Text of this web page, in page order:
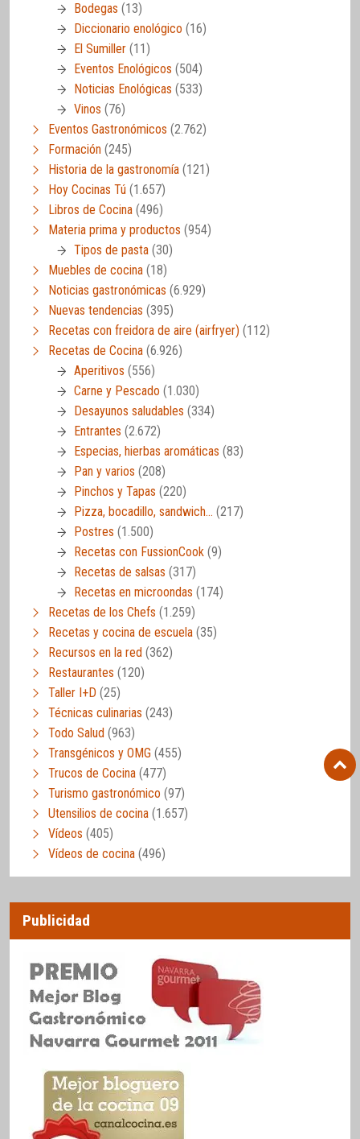
Bodegas (13)
Diccionario enológico (16)
El Sumiller (11)
Eventos Enológicos (504)
Noticias Enológicas (533)
Vinos (76)
Eventos Gastronómicos (2.762)
Formación (245)
Historia de la gastronomía (121)
Hoy Cocinas Tú (1.657)
Libros de Cocina (496)
Materia prima y productos (954)
Tipos de pasta (30)
Muebles de cocina (18)
Noticias gastronómicas (6.929)
Nuevas tendencias (395)
Recetas con freidora de aire (airfryer) (112)
Recetas de Cocina (6.926)
Aperitivos (556)
Carne y Pescado (1.030)
Desayunos saludables (334)
Entrantes (2.672)
Especias, hierbas aromáticas (83)
Pan y varios (208)
Pinchos y Tapas (220)
Pizza, bocadillo, sandwich… (217)
Postres (1.500)
Recetas con FussionCook (9)
Recetas de salsas (317)
Recetas en microondas (174)
Recetas de los Chefs (1.259)
Recetas y cocina de escuela (35)
Recursos en la red (362)
Restaurantes (120)
Taller I+D (25)
Técnicas culinarias (243)
Todo Salud (963)
Transgénicos y OMG (455)
Trucos de Cocina (477)
Turismo gastronómico (97)
Utensilios de cocina (1.657)
Vídeos (405)
Vídeos de cocina (496)
Publicidad